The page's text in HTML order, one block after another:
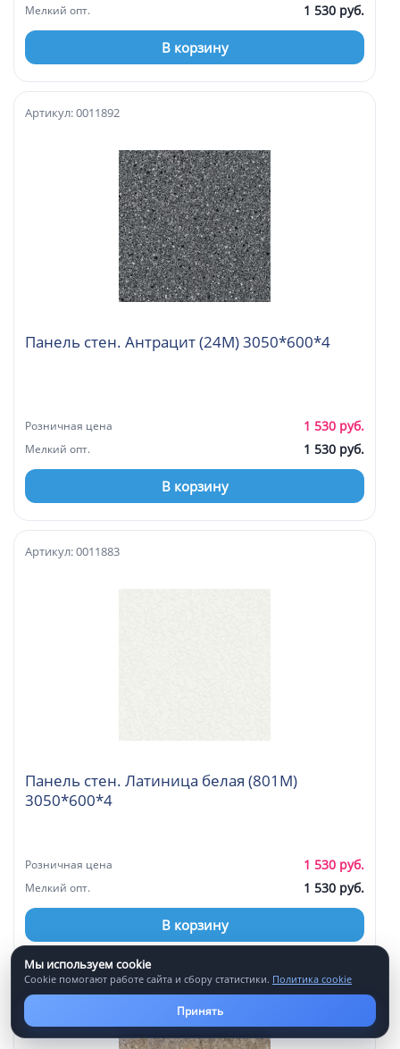
Мелкий опт. 1 530 руб.
В корзину
Панель стен. Антрацит (24М) 3050*600*4
Артикул: 0011892
Розничная цена 1 530 руб.
Мелкий опт. 1 530 руб.
В корзину
Панель стен. Латиница белая (801М)
3050*600*4
Артикул: 0011883
Розничная цена 1 530 руб.
Мелкий опт. 1 530 руб.
В корзину
Артикул: 0012243
Мы используем cookie
Cookie помогают работе сайта и сбору статистики. Политика cookie
Принять